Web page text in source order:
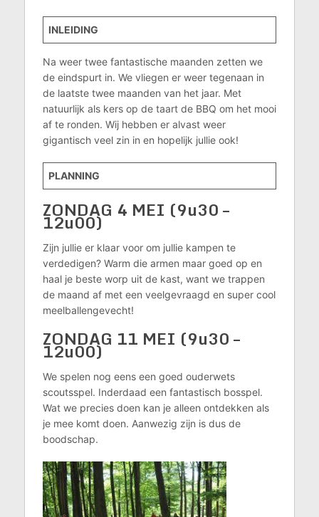
INLEIDING
Na weer twee fantastische maanden zetten we
de eindspurt in. We vliegen er weer tegenaan in
de laatste twee maanden van het jaar. Met
natuurlijk als kers op de taart de BBQ om het mooi
af te ronden. Wij hebben er alvast weer
gigantisch veel zin in en hopelijk jullie ook!
PLANNING
ZONDAG 4 MEI (9u30 –
12u00)
Zijn jullie er klaar voor om jullie kampen te
verdedigen? Warm die armen maar goed op en
haal je beste worp uit de kast, want we trappen
de maand af met een veelgevraagd en super cool
meelballengevecht!
ZONDAG 11 MEI (9u30 –
12u00)
We spelen nog eens een goed ouderwets
scoutsspel. Inderdaad een fantastisch bosspel.
Wat we precies doen kan je alleen ontdekken als
je mee komt doen. Aanwezig zijn is dus de
boodschap.